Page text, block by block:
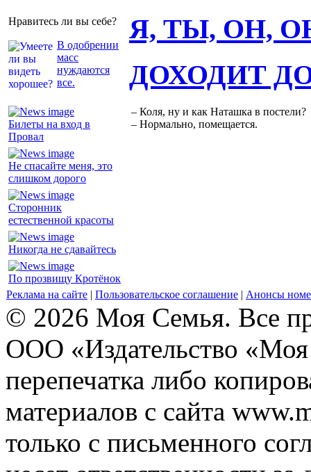
Нравитесь ли вы себе?
В одобрении
масс
нуждаются
все.
Я, ТЫ, ОН,
Билеты на вход в
Провал
Не спасайте меня, это
слишком дорого
Сторонник
естественной красоты
Никогда не сдавайтесь
По прозвищу Кротёнок
ДОХОДИТ
– Коля, ну и как Наташка в постели?
– Нормально, помещается.
Реклама на сайте | Пользовательское соглашение | Анонсы
© 2026 Моя Семья. Все
ООО «Издательство
перепечатка либо
материалов с сайта
только с письменного